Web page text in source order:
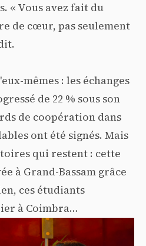
« Vous avez fait du
de cœur, pas seulement
mêmes : les échanges
de 22 % sous son
de coopération dans
ont été signés. Mais
qui restent : cette
à Grand-Bassam grâce
ces étudiants
à Coimbra…